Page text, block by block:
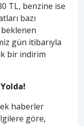
TL, benzine ise
bazı
beklenen
gün itibarıyla
bir indirim
haberler
göre,